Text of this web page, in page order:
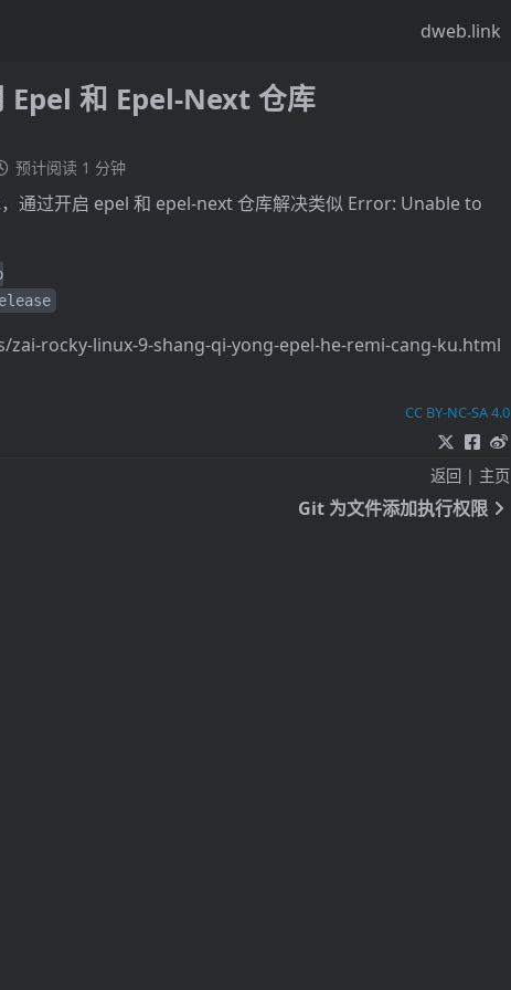
dweb.link
和 Epel-Next 仓库
预计阅读 1 分钟
通过开启 epel 和 epel-next 仓库解决类似 Error: Unable to
rocky-linux-9-shang-qi-yong-epel-he-remi-cang-ku.html
CC BY-NC-SA 4.0
返回 | 主页
Git 为文件添加执行权限